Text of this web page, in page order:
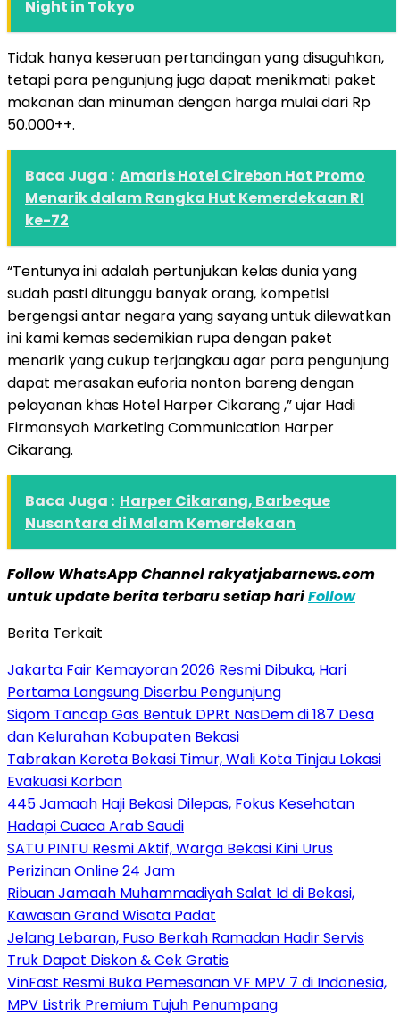
Night in Tokyo
Tidak hanya keseruan pertandingan yang disuguhkan,
tetapi para pengunjung juga dapat menikmati paket
makanan dan minuman dengan harga mulai dari Rp
50.000++.
Baca Juga : Amaris Hotel Cirebon Hot Promo
Menarik dalam Rangka Hut Kemerdekaan RI
ke-72
“Tentunya ini adalah pertunjukan kelas dunia yang
sudah pasti ditunggu banyak orang, kompetisi
bergengsi antar negara yang sayang untuk dilewatkan
ini kami kemas sedemikian rupa dengan paket
menarik yang cukup terjangkau agar para pengunjung
dapat merasakan euforia nonton bareng dengan
pelayanan khas Hotel Harper Cikarang ,” ujar Hadi
Firmansyah Marketing Communication Harper
Cikarang.
Baca Juga : Harper Cikarang, Barbeque
Nusantara di Malam Kemerdekaan
Follow WhatsApp Channel rakyatjabarnews.com
untuk update berita terbaru setiap hariFollow
Berita Terkait
Jakarta Fair Kemayoran 2026 Resmi Dibuka, Hari
Pertama Langsung Diserbu Pengunjung
Siqom Tancap Gas Bentuk DPRt NasDem di 187 Desa
dan Kelurahan Kabupaten Bekasi
Tabrakan Kereta Bekasi Timur, Wali Kota Tinjau Lokasi
Evakuasi Korban
445 Jamaah Haji Bekasi Dilepas, Fokus Kesehatan
Hadapi Cuaca Arab Saudi
SATU PINTU Resmi Aktif, Warga Bekasi Kini Urus
Perizinan Online 24 Jam
Ribuan Jamaah Muhammadiyah Salat Id di Bekasi,
Kawasan Grand Wisata Padat
Jelang Lebaran, Fuso Berkah Ramadan Hadir Servis
Truk Dapat Diskon & Cek Gratis
VinFast Resmi Buka Pemesanan VF MPV 7 di Indonesia,
MPV Listrik Premium Tujuh Penumpang